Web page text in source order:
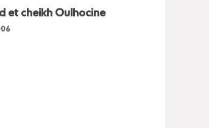
et cheikh Oulhocine